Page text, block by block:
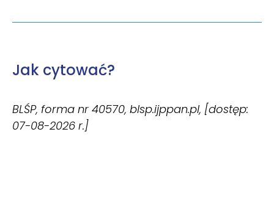
Jak cytować?
BLŚP, forma nr 40570, blsp.ijppan.pl, [dostęp:
07-08-2026 r.]